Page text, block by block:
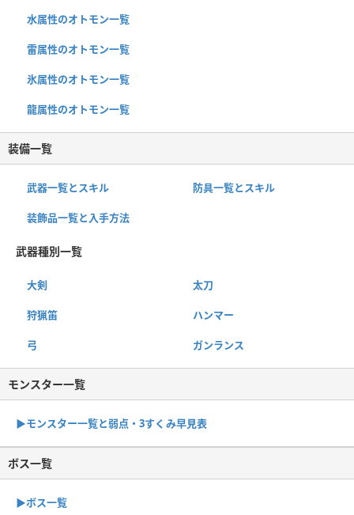
水属性のオトモン一覧
雷属性のオトモン一覧
氷属性のオトモン一覧
龍属性のオトモン一覧
装備一覧
武器一覧とスキル 防具一覧とスキル
装飾品一覧と入手方法
武器種別一覧
大剣 太刀
狩猟笛 ハンマー
弓 ガンランス
モンスター一覧
▶︎モンスター一覧と弱点・3すくみ早見表
ボス一覧
▶︎ボス一覧